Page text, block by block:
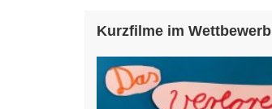
Kurzfilme im Wettbewerb